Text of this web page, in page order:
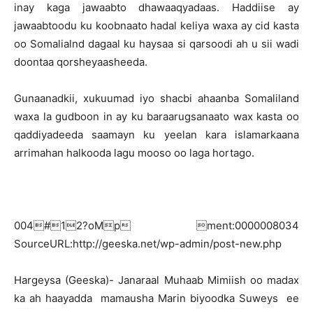
inay kaga jawaabto dhawaaqyadaas. Haddiise ay
jawaabtoodu ku koobnaato hadal keliya waxa ay cid kasta
oo Somalialnd dagaal ku haysaa si qarsoodi ah u sii wadi
doontaa qorsheyaasheeda.
Gunaanadkii, xukuumad iyo shacbi ahaanba Somaliland
waxa la gudboon in ay ku baraarugsanaato wax kasta oo
qaddiyadeeda saamayn ku yeelan kara islamarkaana
arrimahan halkooda lagu mooso oo laga hortago.
004#12?oMp ment:0000008034
SourceURL:http://geeska.net/wp-admin/post-new.php
Hargeysa (Geeska)- Janaraal Muhaab Mimiish oo madax
ka ah haayadda mamausha Marin biyoodka Suweys ee